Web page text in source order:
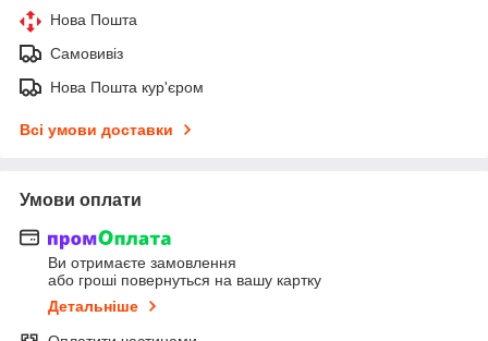
Нова Пошта
Самовивіз
Нова Пошта кур'єром
Всі умови доставки
Умови оплати
Ви отримаєте замовлення
або гроші повернуться на вашу картку
Детальніше